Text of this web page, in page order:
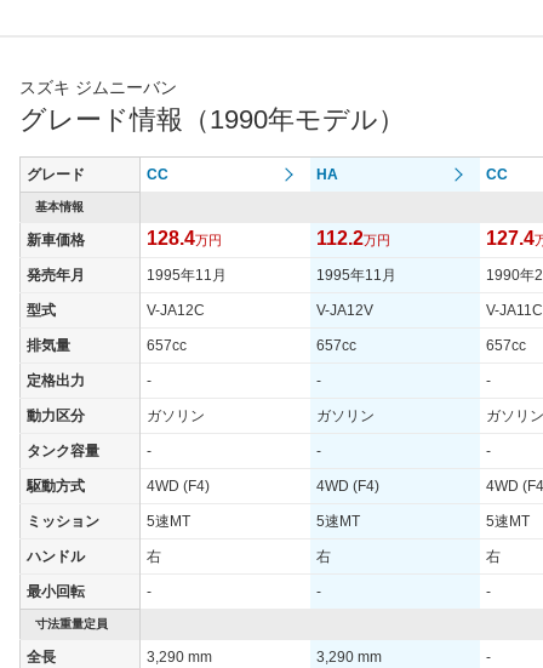
スズキ ジムニーバン
グレード情報（1990年モデル）
グレード CC HA CC
基本情報
新車価格 128.4万円 112.2万円 127.4
発売年月 1995年11月 1995年11月 1990年
型式 V-JA12C V-JA12V V-JA11C
排気量 657cc 657cc 657cc
定格出力 - - -
動力区分 ガソリン ガソリン ガソリン
タンク容量 - - -
駆動方式 4WD (F4) 4WD (F4) 4WD
ミッション 5速MT 5速MT 5速MT
ハンドル 右 右 右
最小回転 - - -
寸法重量定員
全長 3,290 mm 3,290 mm -